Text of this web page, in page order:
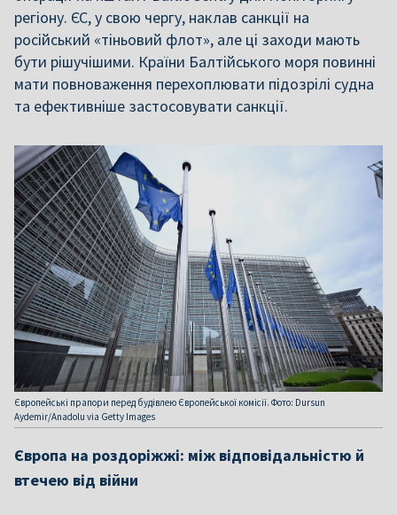
регіону. ЄС, у свою чергу, наклав санкції на
російський «тіньовий флот», але ці заходи мають
бути рішучішими. Країни Балтійського моря повинні
мати повноваження перехоплювати підозрілі судна
та ефективніше застосовувати санкції.
Європейські прапори перед будівлею Європейської комісії. Фото: Dursun
Aydemir/Anadolu via Getty Images
Європа на роздоріжжі: між відповідальністю й
втечею від війни